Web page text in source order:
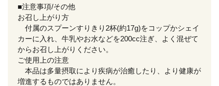
■注意事項/その他
お召し上がり方
付属のスプーンすりきり2杯(約17g)をコップかシェイ
カーに入れ、牛乳やお水などを200cc注ぎ、よく混ぜて
からお召し上がりください。
ご使用上の注意
本品は多量摂取により疾病が治癒したり、より健康が
増進するものではありません。